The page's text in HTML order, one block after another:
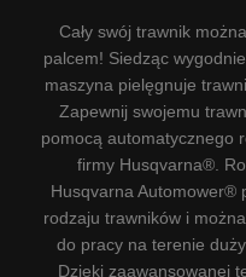
Cały swój trawnik
palcem! Siedząc
maszyna pielęgnuje
Zapewnij swojemu
pomocą automatycznego
firmy Husqvarna®.
Husqvarna Automower®
rodzaju trawników i
do pracy na terenie
Dzięki zaawansowanej